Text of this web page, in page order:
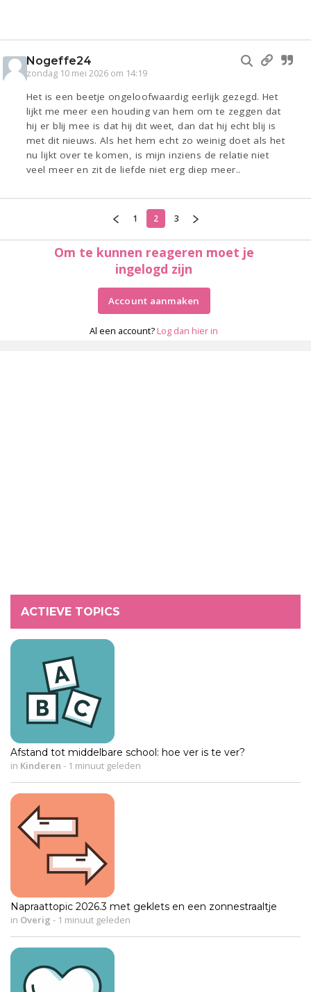
Nogeffe24
zondag 10 mei 2026 om 14:19
Het is een beetje ongeloofwaardig eerlijk gezegd. Het
lijkt me meer een houding van hem om te zeggen dat
hij er blij mee is dat hij dit weet, dan dat hij echt blij is
met dit nieuws. Als het hem echt zo weinig doet als het
nu lijkt over te komen, is mijn inziens de relatie niet
veel meer en zit de liefde niet erg diep meer..
1 2 3
Om te kunnen reageren moet je
ingelogd zijn
Account aanmaken
Al een account? Log dan hier in
ACTIEVE TOPICS
Afstand tot middelbare school: hoe ver is te ver?
in Kinderen - 1 minuut geleden
Napraattopic 2026.3 met geklets en een zonnestraaltje
in Overig - 1 minuut geleden